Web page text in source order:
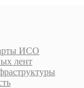
ИСО
лент